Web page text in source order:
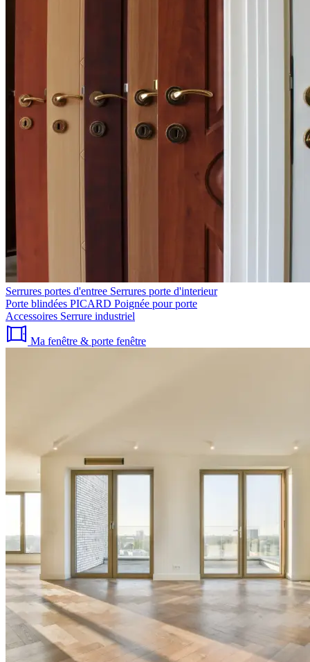
Serrures portes d'entree Serrures porte d'interieur
Porte blindées PICARD Poignée pour porte
Accessoires Serrure industriel
Ma fenêtre & porte fenêtre